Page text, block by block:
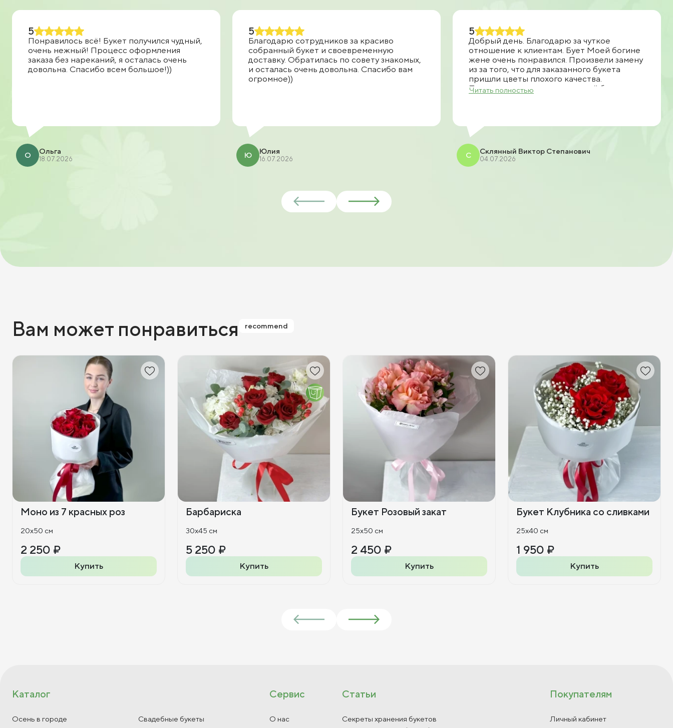
5
Понравилось всё! Букет получился чудный,
очень нежный! Процесс оформления
заказа без нареканий, я осталась очень
довольна. Спасибо всем большое!))
О Ольга
18.07.2026
5
Благодарю сотрудников за красиво
собранный букет и своевременную
доставку. Обратилась по совету знакомых,
и осталась очень довольна. Спасибо вам
огромное))
Ю Юлия
16.07.2026
5
Добрый день. Благодарю за чуткое
отношение к клиентам. Бует Моей богине
жене очень понравился. Произвели замену
из за того, что для заказанного букета
пришли цветы плохого качества.
Позвонили, предложили другой букет.
Читать полностью
С Склянный Виктор Степанович
04.07.2026
Вам может понравиться recommend
Моно из 7 красных роз
20x50 см
2 250 ₽
Купить
Барбариска
30x45 см
5 250 ₽
Купить
Букет Розовый закат
25x50 см
2 450 ₽
Купить
Букет Клубника со сливками
25x40 см
1 950 ₽
Купить
Каталог
Осень в городе Свадебные букеты
Сервис
О нас
Статьи
Секреты хранения букетов
Покупателям
Личный кабинет